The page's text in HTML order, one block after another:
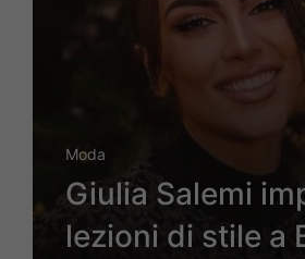
Moda
Giulia Salemi
lezioni di stile a